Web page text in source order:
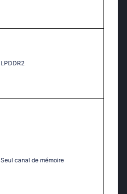
LPDDR2
Seul canal de mémoire